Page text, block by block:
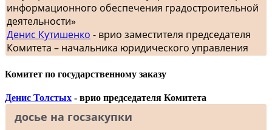
информационного обеспечения градостроительной
деятельности»
Денис Кутишенко - врио заместителя председателя
Комитета – начальника юридического управления
Комитет по государственному заказу
Денис Толстых - врио председателя Комитета
досье на госзакупки